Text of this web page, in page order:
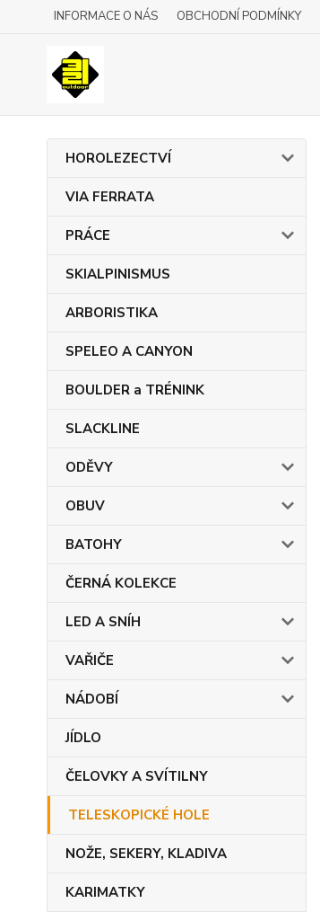
INFORMACE O NÁS OBCHODNÍ PODMÍNKY
HOROLEZECTVÍ
VIA FERRATA
PRÁCE
SKIALPINISMUS
ARBORISTIKA
SPELEO A CANYON
BOULDER a TRÉNINK
SLACKLINE
ODĚVY
OBUV
BATOHY
ČERNÁ KOLEKCE
LED A SNÍH
VAŘIČE
NÁDOBÍ
JÍDLO
ČELOVKY A SVÍTILNY
TELESKOPICKÉ HOLE
NOŽE, SEKERY, KLADIVA
KARIMATKY